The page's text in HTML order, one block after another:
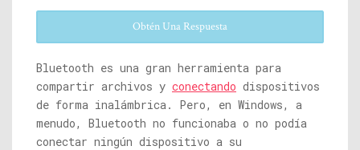
Obtén Una Respuesta
Bluetooth es una gran herramienta para
compartir archivos y conectando dispositivos
de forma inalámbrica. Pero, en Windows, a
menudo, Bluetooth no funcionaba o no podía
conectar ningún dispositivo a su